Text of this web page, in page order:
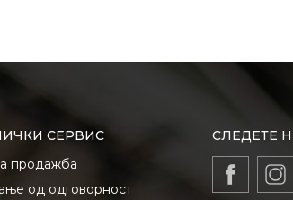
СЕРВИС
продажба
од одговорност
СЛЕДЕТЕ